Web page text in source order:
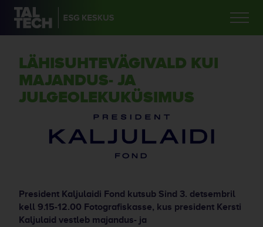
LÄHISUHTEVÄGIVALD KUI
MAJANDUS- JA
JULGEOLEKUKÜSIMUS
President Kaljulaidi Fond kutsub Sind 3. detsembril
kell 9.15-12.00 Fotografiskasse, kus president Kersti
Kaljulaid vestleb majandus- ja